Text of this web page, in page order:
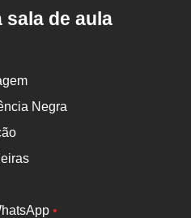
sala de aula
Negra
•